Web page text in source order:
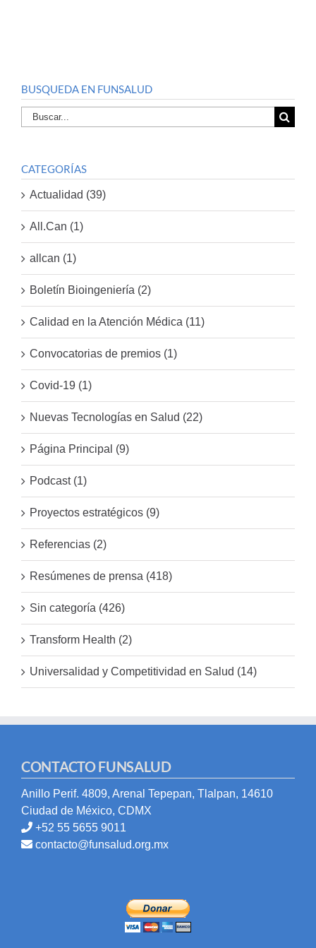
BUSQUEDA EN FUNSALUD
Buscar
por:
CATEGORÍAS
Actualidad (39)
All.Can (1)
allcan (1)
Boletín Bioingeniería (2)
Calidad en la Atención Médica (11)
Convocatorias de premios (1)
Covid-19 (1)
Nuevas Tecnologías en Salud (22)
Página Principal (9)
Podcast (1)
Proyectos estratégicos (9)
Referencias (2)
Resúmenes de prensa (418)
Sin categoría (426)
Transform Health (2)
Universalidad y Competitividad en Salud (14)
CONTACTO FUNSALUD
Anillo Perif. 4809, Arenal Tepepan, Tlalpan, 14610
Ciudad de México, CDMX
+52 55 5655 9011
contacto@funsalud.org.mx